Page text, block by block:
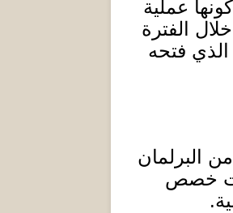
عملية
الفترة
فتحه
البرلمان
خصص